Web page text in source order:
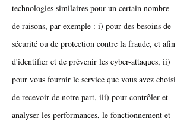
technologies similaires pour un certain nombre
de raisons, par exemple : i) pour des besoins de
sécurité ou de protection contre la fraude, et afin
d'identifier et de prévenir les cyber-attaques, ii)
pour vous fournir le service que vous avez choisi
de recevoir de notre part, iii) pour contrôler et
analyser les performances, le fonctionnement et